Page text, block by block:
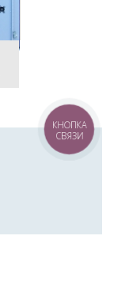
КНОПКА
СВЯЗИ